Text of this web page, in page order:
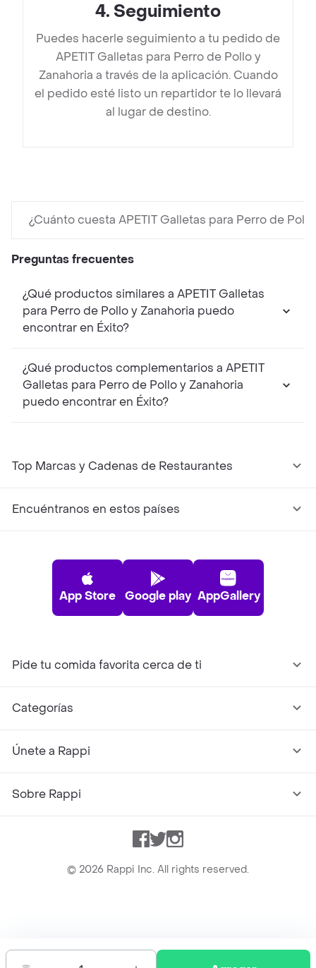
4. Seguimiento
Puedes hacerle seguimiento a tu pedido de
APETIT Galletas para Perro de Pollo y
Zanahoria a través de la aplicación. Cuando
el pedido esté listo un repartidor te lo llevará
al lugar de destino.
¿Cuánto cuesta APETIT Galletas para Perro de
Preguntas frecuentes
¿Qué productos similares a APETIT Galletas
para Perro de Pollo y Zanahoria puedo
encontrar en Éxito?
¿Qué productos complementarios a APETIT
Galletas para Perro de Pollo y Zanahoria
puedo encontrar en Éxito?
Top Marcas y Cadenas de Restaurantes
Encuéntranos en estos países
App Store Google play AppGallery
Pide tu comida favorita cerca de ti
Categorías
Únete a Rappi
Sobre Rappi
Facebook
TwitterInstagram
© 2026 Rappi Inc. All rights reserved.